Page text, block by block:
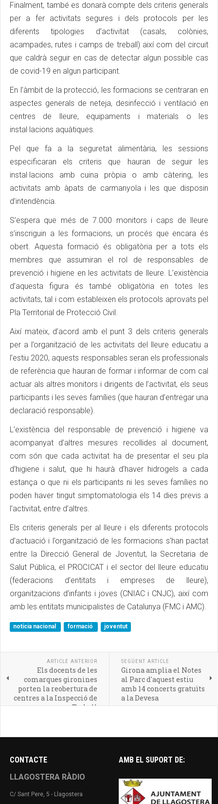
Finalment, també es donarà compte dels criteris generals
per a fer activitats segures i dels protocols per les
diferents tipologies d’activitat (casals, colònies,
acampades, rutes i camps de treball) així com del circuit
que caldrà seguir en cas de detectar algun possible cas
de covid-19 en algun participant.
En l’àmbit de la protecció, les formacions se centraran en
aspectes generals de neteja, desinfecció i ventilació en
centres de lleure, equipaments i materials o les
instal·lacions aquàtiques.
Pel que fa a la seguretat alimentària, les sessions
especificaran els criteris que hauran de seguir les
instal·lacions amb cuina pròpia o amb càtering, les
activitats amb àpats de carmanyola i les que disposin
d’intendència.
S’espera que més de 7.000 monitors i caps de lleure
s’inscriguin a les formacions, un procés que encara és
obert. Aquesta formació és obligatòria per a tots els
membres que assumiran el rol de responsables de
prevenció i higiene en les activitats de lleure. L’existència
d’aquesta figura és també obligatòria en totes les
activitats, tal i com estableixen els protocols aprovats pel
Pla Territorial de Protecció Civil.
Així mateix, d’acord amb el punt 3 dels criteris generals
per a l’organització de les activitats del lleure educatiu a
l’estiu 2020, aquests responsables seran els professionals
de referència que hauran de formar i informar de com cal
actuar als altres monitors i dirigents de l’activitat, els seus
participants i les seves famílies (que hauran d’entregar una
declaració responsable).
L’existència del responsable de prevenció i higiene va
acompanyat d’altres mesures recollides al document,
com són que cada activitat ha de presentar el seu pla
d’higiene i salut, que hi haurà d’haver hidrogels a cada
estança o que ni els participants ni les seves famílies no
poden haver tingut simptomatologia els 14 dies previs a
l’activitat, entre d’altres.
Els criteris generals per al lleure i els diferents protocols
d’actuació i l’organització de les formacions s'han pactat
entre la Direcció General de Joventut, la Secretaria de
Salut Pública, el PROCICAT i el sector del lleure educatiu
(federacions d’entitats i empreses de lleure),
organitzacions d’infants i joves (CNIAC i CNJC), així com
amb les entitats municipalistes de Catalunya (FMC i AMC).
notícia nacional formació joventut
ARTICLE ANTERIOR
Els docents de les
comarques gironines
porten la reobertura de
centres a la Inspecció de
Treball
SEGÜENT ARTICLE
Girona amplia el Notes
al Parc d'aquest estiu
amb 14 concerts gratuïts
a la Devesa
CONTACTE
LLAGOSTERA RÀDIO
C/ Sant Pere, 5 - Llagostera
AMB EL SUPORT DE: